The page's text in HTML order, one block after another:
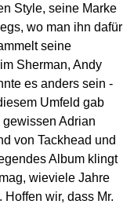
Style, seine Marke
wo man ihn dafür
seine
Sherman, Andy
es anders sein -
Umfeld gab
Adrian
von Tackhead und
Album klingt
wieviele Jahre
wir, dass Mr.